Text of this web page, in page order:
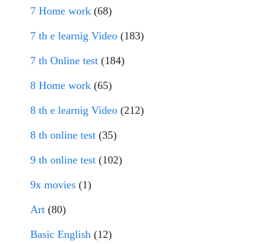
7 Home work (68)
7 th e learnig Video (183)
7 th Online test (184)
8 Home work (65)
8 th e learnig Video (212)
8 th online test (35)
9 th online test (102)
9x movies (1)
Art (80)
Basic English (12)